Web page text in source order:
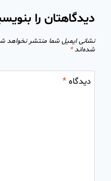
دیدگاهتان را
نشانی ایمیل شما منتشر نخواهد
شده‌اند*
دیدگاه*